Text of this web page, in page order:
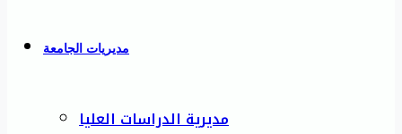
مديريات الجامعة
مديرية الدراسات العليا